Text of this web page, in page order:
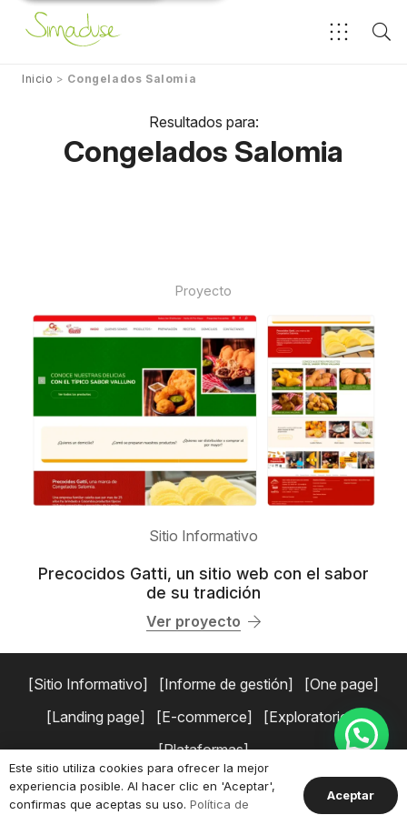
Inicio > Congelados Salomia
Resultados para:
Congelados Salomia
Proyecto
Sitio Informativo
Precocidos Gatti, un sitio web con el sabor
de su tradición
Ver proyecto
Sitio Informativo Informe de gestión
One page
Landing page
E-commerce
Exploratorios
Plataformas
Copyright © 2026 Simaduse. Políticas de privacidad
Términos y
Este sitio utiliza cookies para ofrecer la mejor
experiencia posible. Al hacer clic en 'Aceptar',
confirmas que aceptas su uso. Política de
Aceptar